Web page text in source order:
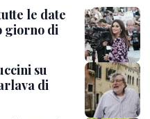
le date
giorno di
su
di